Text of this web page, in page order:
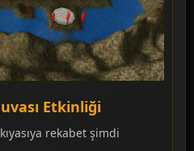
Etkinliği
rekabet şimdi